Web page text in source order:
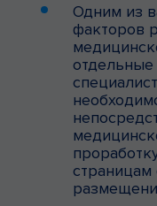
Одним из
факторов
страницам